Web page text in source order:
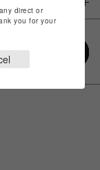
direct or
you for your